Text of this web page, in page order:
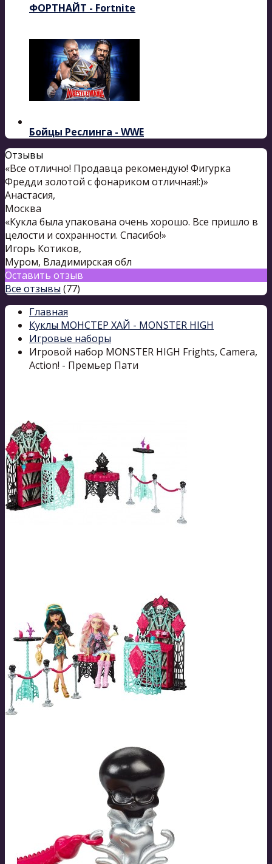
ФОРТНАЙТ - Fortnite
Бойцы Реслинга - WWE
Отзывы
«Все отлично! Продавца рекомендую! Фигурка
Фредди золотой с фонариком отличная!:)»
Анастасия,
Москва
«Кукла была упакована очень хорошо. Все пришло в
целости и сохранности. Спасибо!»
Игорь Котиков,
Муром, Владимирская обл
Оставить отзыв
Все отзывы (77)
Главная
Куклы МОНСТЕР ХАЙ - MONSTER HIGH
Игровые наборы
Игровой набор MONSTER HIGH Frights, Camera,
Action! - Премьер Пати